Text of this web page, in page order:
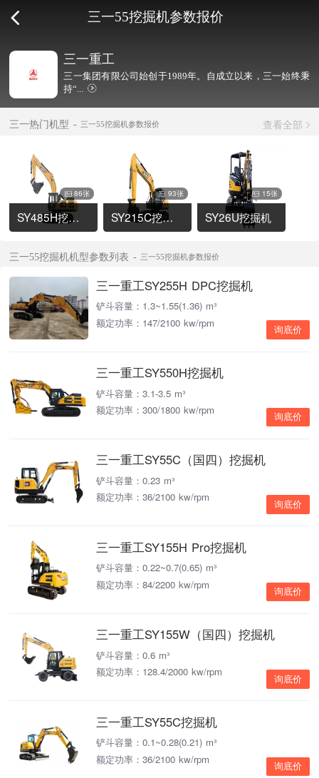
三一55挖掘机参数报价
三一重工
三一集团有限公司始创于1989年。自成立以来，三一始终秉
持“...
三一热门机型 三一55挖掘机参数报价 查看全部
86张
SY485H挖掘机
93张
SY215C挖掘机
15张
SY26U挖掘机
三一55挖掘机机型参数列表 三一55挖掘机参数报价
三一重工SY255H DPC挖掘机
铲斗容量：1.3~1.55(1.36) m³
额定功率：147/2100 kw/rpm
询底价
三一重工SY550H挖掘机
铲斗容量：3.1-3.5 m³
额定功率：300/1800 kw/rpm
询底价
三一重工SY55C（国四）挖掘机
铲斗容量：0.23 m³
额定功率：36/2100 kw/rpm
询底价
三一重工SY155H Pro挖掘机
铲斗容量：0.22~0.7(0.65) m³
额定功率：84/2200 kw/rpm
询底价
三一重工SY155W（国四）挖掘机
铲斗容量：0.6 m³
额定功率：128.4/2000 kw/rpm
询底价
三一重工SY55C挖掘机
铲斗容量：0.1~0.28(0.21) m³
额定功率：36/2100 kw/rpm
询底价